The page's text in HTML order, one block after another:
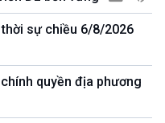
10 phút Sự kiện - Luận bàn
chuyện thời sự
thoại
Diễn đàn chủ nhật
đêm
sự chiều 6/8/2026
quyền địa phương